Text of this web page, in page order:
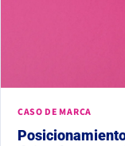
CASO DE MARCA